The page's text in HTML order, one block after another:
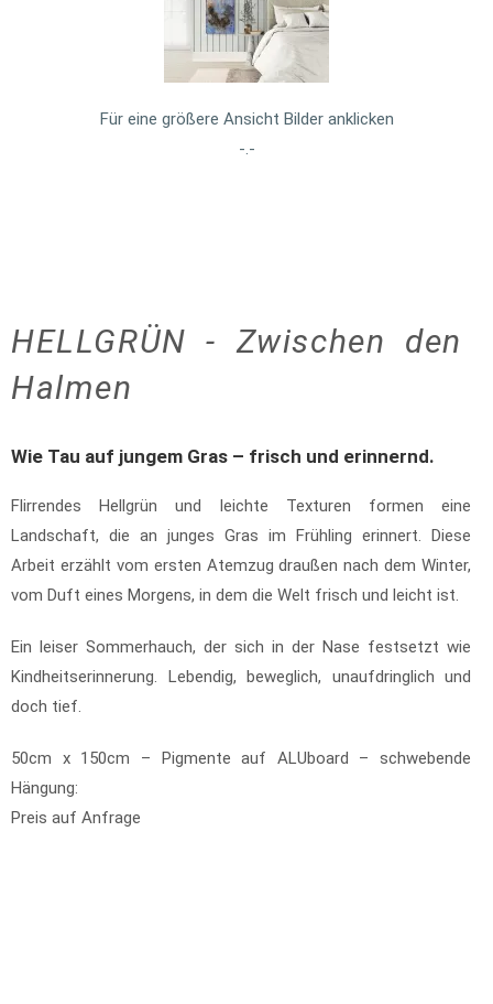
Für eine größere Ansicht Bilder anklicken
-.-
HELLGRÜN - Zwischen den
Halmen
Wie Tau auf jungem Gras – frisch und erinnernd.
Flirrendes Hellgrün und leichte Texturen formen eine
Landschaft, die an junges Gras im Frühling erinnert. Diese
Arbeit erzählt vom ersten Atemzug draußen nach dem Winter,
vom Duft eines Morgens, in dem die Welt frisch und leicht ist.
Ein leiser Sommerhauch, der sich in der Nase festsetzt wie
Kindheitserinnerung. Lebendig, beweglich, unaufdringlich und
doch tief.
50cm x 150cm – Pigmente auf ALUboard – schwebende
Hängung:
Preis auf Anfrage